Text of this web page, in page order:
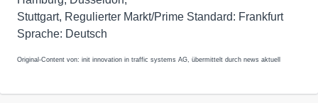
Stuttgart, Regulierter Markt/Prime Standard: Frankfurt
Original-Content von: init innovation in traffic systems AG, übermittelt durch news aktuell